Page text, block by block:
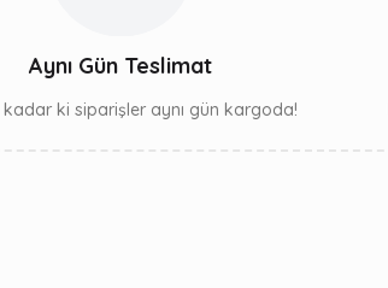
Aynı Gün Teslimat
kadar ki siparişler aynı gün kargoda!